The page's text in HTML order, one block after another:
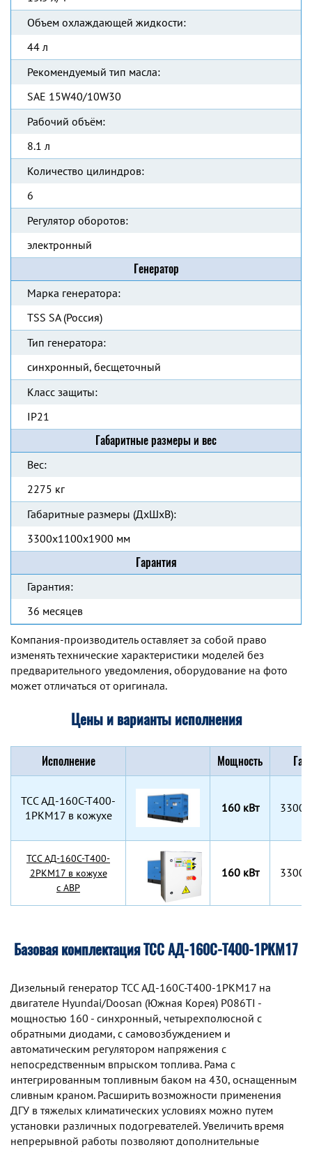
Объем охлаждающей жидкости:
44 л
Рекомендуемый тип масла:
SAE 15W40/10W30
Рабочий объём:
8.1 л
Количество цилиндров:
6
Регулятор оборотов:
электронный
Генератор
Марка генератора:
TSS SA (Россия)
Тип генератора:
синхронный, бесщеточный
Класс защиты:
IP21
Габаритные размеры и вес
Вес:
2275 кг
Габаритные размеры (ДхШхВ):
3300x1100x1900 мм
Гарантия
Гарантия:
36 месяцев
Компания-производитель оставляет за собой право
изменять технические характеристики моделей без
предварительного уведомления, оборудование на фото
может отличаться от оригинала.
Цены и варианты исполнения
Исполнение Мощность
TCC АД-160С-Т400-
1РКМ17 в кожухе
160 кВт
TCC АД-160С-Т400-
2РКМ17 в кожухе
с АВР
160 кВт
Базовая комплектация ТСС АД-160С-Т400-1РКМ17
Дизельный генератор TCC АД-160С-Т400-1РКМ17 на
двигателе Hyundai/Doosan (Южная Корея) P086TI -
мощностью 160 - синхронный, четырехполюсной с
обратными диодами, с самовозбуждением и
автоматическим регулятором напряжения с
непосредственным впрыском топлива. Рама с
интегрированным топливным баком на 430, оснащенным
сливным краном. Расширить возможности применения
ДГУ в тяжелых климатических условиях можно путем
установки различных подогревателей. Увеличить время
непрерывной работы позволяют дополнительные